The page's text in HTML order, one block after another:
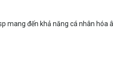
mang đến khả năng cá nhân